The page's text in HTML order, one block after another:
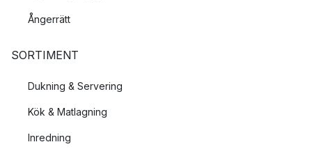
Ångerrätt
SORTIMENT
Dukning & Servering
Kök & Matlagning
Inredning